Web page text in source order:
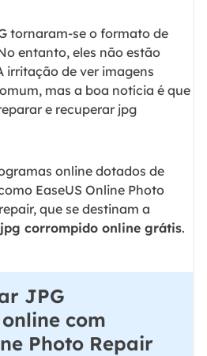
tornaram-se o formato de
entanto, eles não estão
irritação de ver imagens
mas a boa notícia é que
e recuperar jpg
online dotados de
EaseUS Online Photo
que se destinam a
corrompido online grátis.
JPG
com
Photo Repair